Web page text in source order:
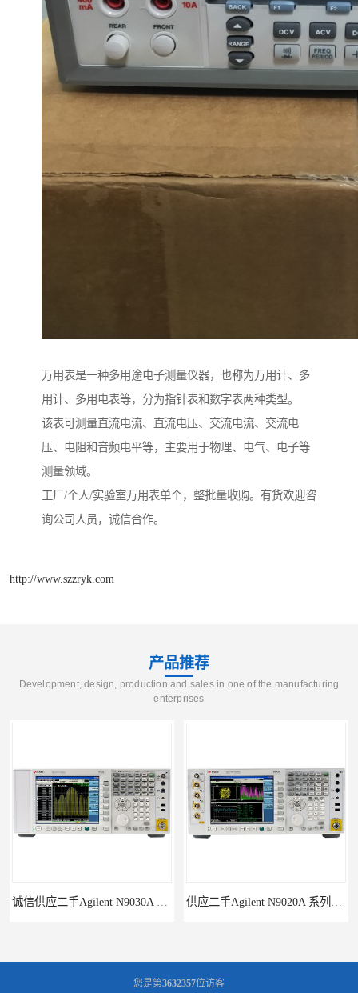
万用表是一种多用途电子测量仪器，也称为万用计、多
用计、多用电表等，分为指针表和数字表两种类型。
该表可测量直流电流、直流电压、交流电流、交流电
压、电阻和音频电平等，主要用于物理、电气、电子等
测量领域。
工厂/个人/实验室万用表单个，整批量收购。有货欢迎咨
询公司人员，诚信合作。
http://www.szzryk.com
产品推荐
Development, design, production and sales in one of the manufacturing
enterprises
供应二手Agilent N9020A 系列皮肤偏向于 回收供应二手Agilent N9000A PSA系列频谱分析仪
您是第3632357位访客